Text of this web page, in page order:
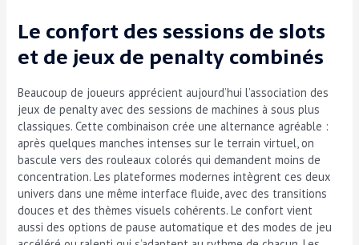
Le confort des sessions de slots
et de jeux de penalty combinés
Beaucoup de joueurs apprécient aujourd’hui l’association des
jeux de penalty avec des sessions de machines à sous plus
classiques. Cette combinaison crée une alternance agréable :
après quelques manches intenses sur le terrain virtuel, on
bascule vers des rouleaux colorés qui demandent moins de
concentration. Les plateformes modernes intègrent ces deux
univers dans une même interface fluide, avec des transitions
douces et des thèmes visuels cohérents. Le confort vient
aussi des options de pause automatique et des modes de jeu